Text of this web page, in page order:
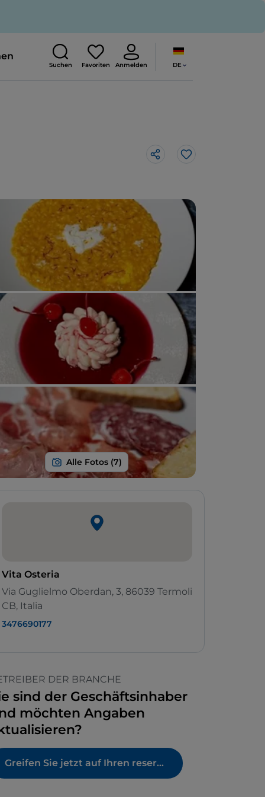
Suchen Favoriten Anmelden DE
Like
Vita Osteria
Via Guglielmo Oberdan, 3, 86039 Termoli
CB, Italia
3476690177
DER BRANCHE
sind der Geschäftsinhaber
möchten Angaben
Greifen Sie jetzt auf Ihren reservierten Bereich zu